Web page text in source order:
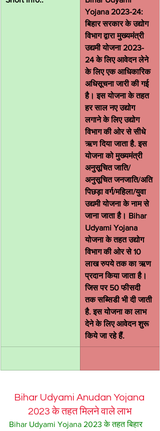
Yojana 2023-24:
बिहार सरकार के उद्योग
विभाग द्वारा मुख्यमंत्री
उद्यमी योजना 2023-
24 के लिए आवेदन लेने
के लिए एक आधिकारिक
अधिसूचना जारी की गई
है। इस योजना के तहत
हर साल नए उद्योग
लगाने के लिए उद्योग
विभाग की ओर से सीधे
ऋण दिया जाता है. इस
योजना को मुख्यमंत्री
अनुसूचित जाति/
अनुसूचित जनजाति/अति
पिछड़ा वर्ग/महिला/युवा
उद्यमी योजना के नाम से
जाना जाता है। Bihar
Udyami Yojana
योजना के तहत उद्योग
विभाग की ओर से 10
लाख रुपये तक का ऋण
प्रदान किया जाता है।
जिस पर 50 फीसदी
तक सब्सिडी भी दी जाती
है. इस योजना का लाभ
देने के लिए आवेदन शुरू
किये जा रहे हैं.
Bihar Udyami Anudan Yojana
2023 के तहत मिलने वाले लाभ
Bihar Udyami Yojana 2023 के तहत बिहार